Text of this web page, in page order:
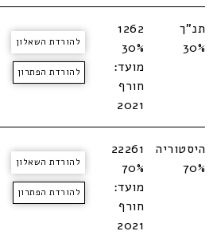
תנ"ך
30%
1262
30%
מועד:
חורף
2021
להורדת השאלון
להורדת הפתרון
היסטוריה
70%
22261
70%
מועד:
חורף
2021
להורדת השאלון
להורדת הפתרון